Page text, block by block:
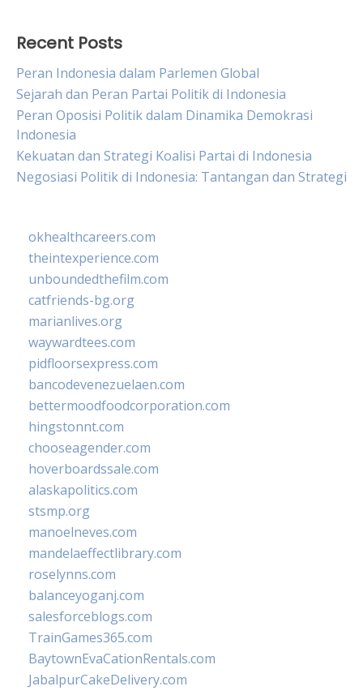
Recent Posts
Peran Indonesia dalam Parlemen Global
Sejarah dan Peran Partai Politik di Indonesia
Peran Oposisi Politik dalam Dinamika Demokrasi
Indonesia
Kekuatan dan Strategi Koalisi Partai di Indonesia
Negosiasi Politik di Indonesia: Tantangan dan Strategi
okhealthcareers.com
theintexperience.com
unboundedthefilm.com
catfriends-bg.org
marianlives.org
waywardtees.com
pidfloorsexpress.com
bancodevenezuelaen.com
bettermoodfoodcorporation.com
hingstonnt.com
chooseagender.com
hoverboardssale.com
alaskapolitics.com
stsmp.org
manoelneves.com
mandelaeffectlibrary.com
roselynns.com
balanceyoganj.com
salesforceblogs.com
TrainGames365.com
BaytownEvaCationRentals.com
JabalpurCakeDelivery.com